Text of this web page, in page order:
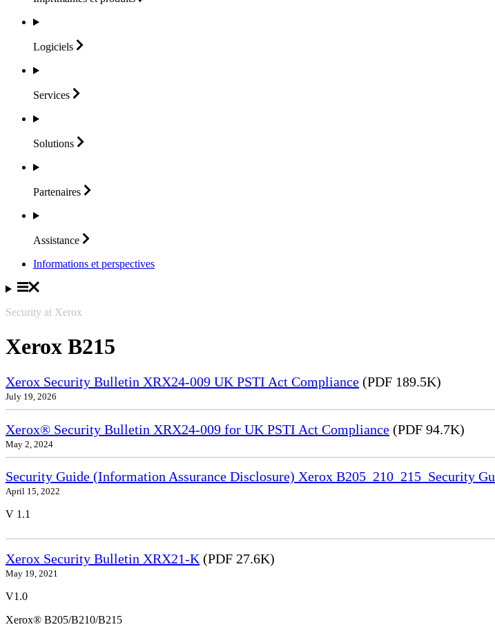
Logiciels
Services
Solutions
Partenaires
Assistance
Informations et perspectives
Security at Xerox
Xerox B215
Xerox Security Bulletin XRX24-009 UK PSTI Act Compliance (PDF 189.5K)
July 19, 2026
Xerox® Security Bulletin XRX24-009 for UK PSTI Act Compliance (PDF 94.7K)
May 2, 2024
Security Guide (Information Assurance Disclosure) Xerox B205_210_215_Security
April 15, 2022
V 1.1
Xerox Security Bulletin XRX21-K (PDF 27.6K)
May 19, 2021
V1.0
Xerox® B205/B210/B215